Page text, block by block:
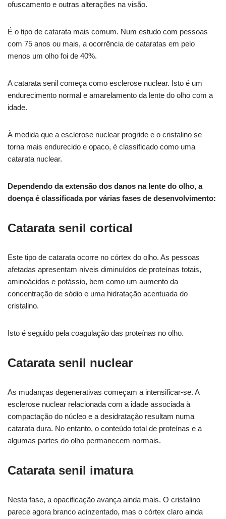
ofuscamento e outras alterações na visão.
É o tipo de catarata mais comum. Num estudo com pessoas
com 75 anos ou mais, a ocorrência de cataratas em pelo
menos um olho foi de 40%.
A catarata senil começa como esclerose nuclear. Isto é um
endurecimento normal e amarelamento da lente do olho com a
idade.
À medida que a esclerose nuclear progride e o cristalino se
torna mais endurecido e opaco, é classificado como uma
catarata nuclear.
Dependendo da extensão dos danos na lente do olho, a
doença é classificada por várias fases de desenvolvimento:
Catarata senil cortical
Este tipo de catarata ocorre no córtex do olho. As pessoas
afetadas apresentam níveis diminuídos de proteínas totais,
aminoácidos e potássio, bem como um aumento da
concentração de sódio e uma hidratação acentuada do
cristalino.
Isto é seguido pela coagulação das proteínas no olho.
Catarata senil nuclear
As mudanças degenerativas começam a intensificar-se. A
esclerose nuclear relacionada com a idade associada à
compactação do núcleo e a desidratação resultam numa
catarata dura. No entanto, o conteúdo total de proteínas e a
algumas partes do olho permanecem normais.
Catarata senil imatura
Nesta fase, a opacificação avança ainda mais. O cristalino
parece agora branco acinzentado, mas o córtex claro ainda